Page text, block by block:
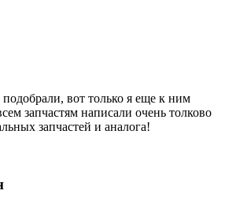
вот только я еще к ним
запчастям написали очень толково
запчастей и аналога!